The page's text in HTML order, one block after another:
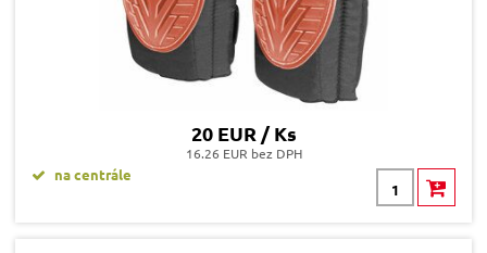
20 EUR / Ks
16.26 EUR bez DPH
na centrále